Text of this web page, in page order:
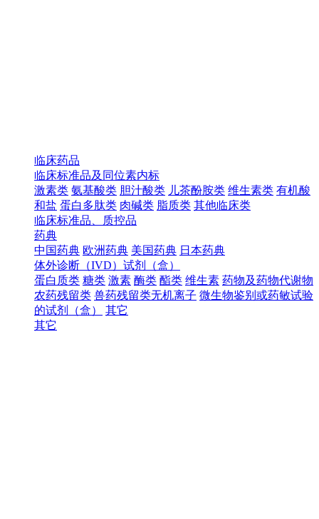
临床药品
临床标准品及同位素内标
激素类 氨基酸类 胆汁酸类 儿茶酚胺类 维生素类 有机酸
和盐 蛋白多肽类 肉碱类 脂质类 其他临床类
临床标准品、质控品
药典
中国药典 欧洲药典 美国药典 日本药典
体外诊断（IVD）试剂（盒）
蛋白质类 糖类 激素 酶类 酯类 维生素 药物及药物代谢物
农药残留类 兽药残留类无机离子 微生物鉴别或药敏试验
的试剂（盒）
其它
其它